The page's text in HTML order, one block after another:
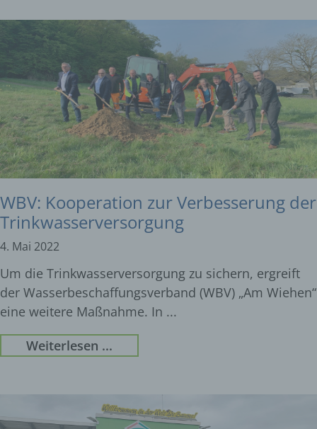
WBV: Kooperation zur Verbesserung der
Trinkwasserversorgung
4. Mai 2022
Um die Trinkwasserversorgung zu sichern, ergreift
der Wasserbeschaffungsverband (WBV) „Am Wiehen“
eine weitere Maßnahme. In
Weiterlesen ...